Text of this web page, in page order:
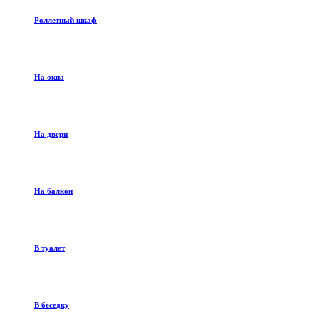
Роллетный шкаф
На окна
На двери
На балкон
В туалет
В беседку